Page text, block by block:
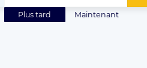
Maintenant
Plus tard